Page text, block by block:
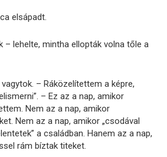
elsápadt.
– lehelte, mintha ellopták volna tőle a
– Ráközelítettem a képre,
– Ez az a nap, amikor
Nem az a nap, amikor
Nem az a nap, amikor „csodával
a családban. Hanem az a nap,
rám bíztak titeket.